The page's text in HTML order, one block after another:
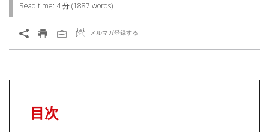
Read time: 4 分(1887 words)
メルマガ登録する
目次